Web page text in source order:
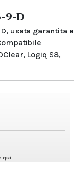
9-D
usata garantita e
Logiq S8,